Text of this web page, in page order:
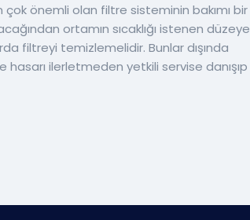
çok önemli olan filtre sisteminin bakımı bir
ortamın sıcaklığı istenen düzeye
filtreyi temizlemelidir. Bunlar dışında
ilerletmeden yetkili servise danışıp